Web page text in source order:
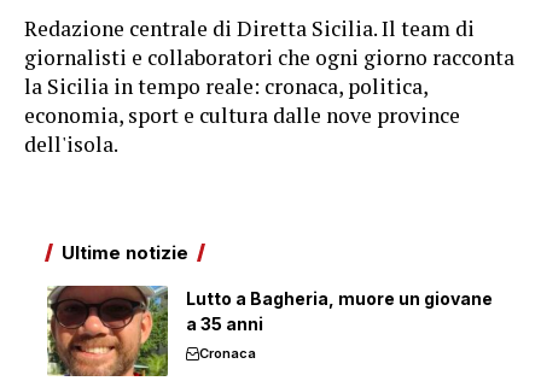
Redazione centrale di Diretta Sicilia. Il team di
giornalisti e collaboratori che ogni giorno racconta
la Sicilia in tempo reale: cronaca, politica,
economia, sport e cultura dalle nove province
dell'isola.
Ultime notizie
Lutto a Bagheria, muore un giovane
a 35 anni
Cronaca